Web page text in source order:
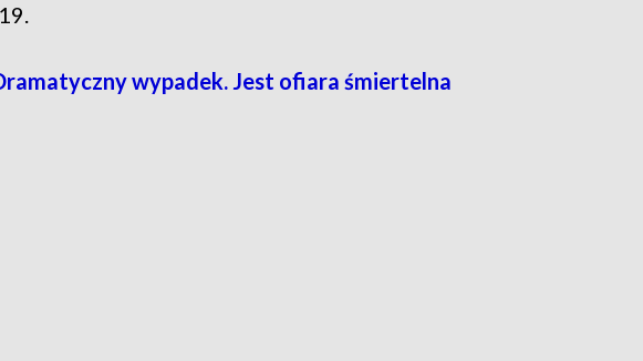
wypadek. Jest ofiara śmiertelna